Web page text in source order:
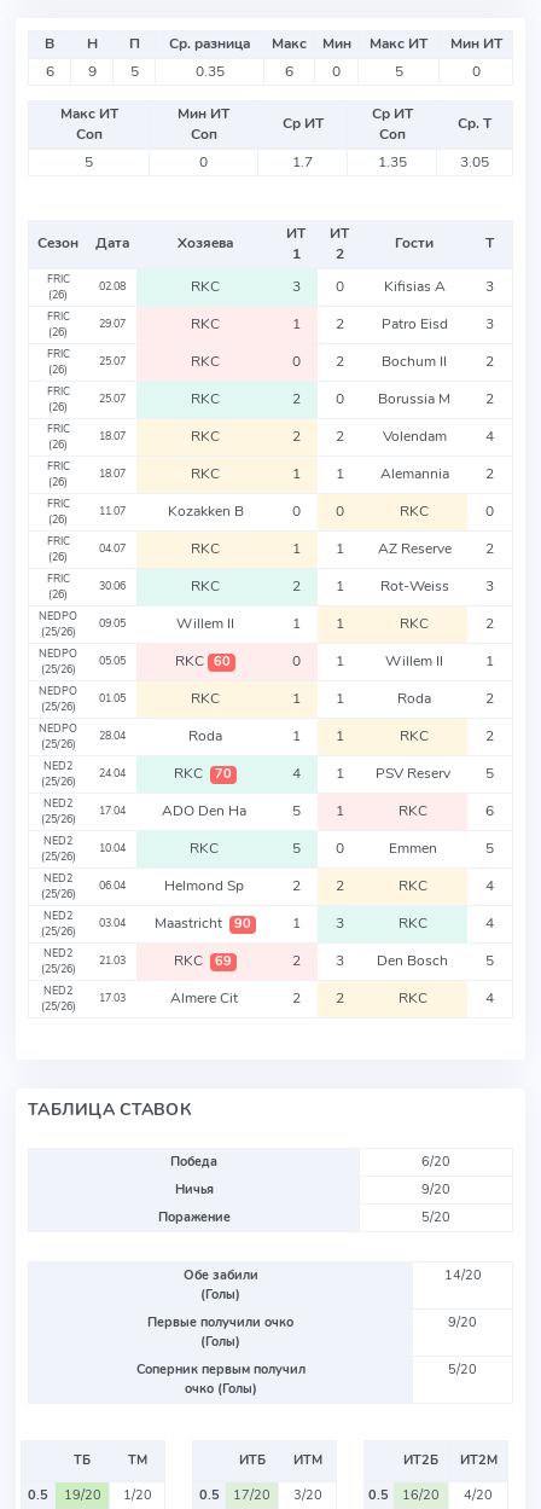
В Н П Ср. разница Макс Мин Макс ИТ
Мин ИТ
6
9 5 0.35 6 0 5 0
Макс ИТ
Соп
Мин ИТ
Соп
Ср ИТ
Ср ИТ
Соп
Ср. Т
5
0 1.7 1.35 3.05
Сезон Дата Хозяева
ИТ
1
ИТ
2
Гости Т
FRIC
(26)
02.08 RKC 3 0 Kifisias A 3
FRIC
(26)
29.07 RKC 1 2 Patro Eisd 3
FRIC
(26)
25.07 RKC 0 2 Bochum II 2
FRIC
(26)
25.07 RKC 2 0 Borussia M 2
FRIC
(26)
18.07 RKC 2 2 Volendam 4
FRIC
(26)
18.07 RKC 1 1 Alemannia 2
FRIC
(26)
11.07 Kozakken B 0 0 RKC 0
FRIC
(26)
04.07 RKC 1 1 AZ Reserve 2
FRIC
(26)
30.06 RKC 2 1 Rot-Weiss 3
NEDPO
(25/26)
09.05 Willem II 1 1 RKC 2
NEDPO
(25/26)
05.05 RKC 60 0 1 Willem II 1
NEDPO
(25/26)
01.05 RKC 1 1 Roda 2
NEDPO
(25/26)
28.04 Roda 1 1 RKC 2
NED2
(25/26)
24.04 RKC 70 4 1 PSV Reserv 5
NED2
(25/26)
17.04 ADO Den Ha 5 1 RKC 6
NED2
(25/26)
10.04 RKC 5 0 Emmen 5
NED2
(25/26)
06.04 Helmond Sp 2 2 RKC 4
NED2
(25/26)
03.04 Maastricht 90 1 3 RKC 4
NED2
(25/26)
21.03 RKC 69 2 3 Den Bosch 5
NED2
(25/26)
17.03 Almere Cit 2 2 RKC 4
ТАБЛИЦА СТАВОК
Победа
6/20
Ничья
9/20
Поражение
5/20
Обе забили
(Голы)
14/20
Первые получили очко
(Голы)
9/20
Соперник первым получил
очко (Голы)
5/20
ТБ
ТМ
0.5
19/20
1/20
ИТБ
ИТМ
0.5
17/20
3/20
ИТ2Б
ИТ2М
0.5
16/20
4/20